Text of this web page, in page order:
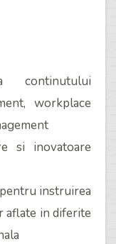
continutului
workplace
si inovatoare
instruirea
aflate in diferite